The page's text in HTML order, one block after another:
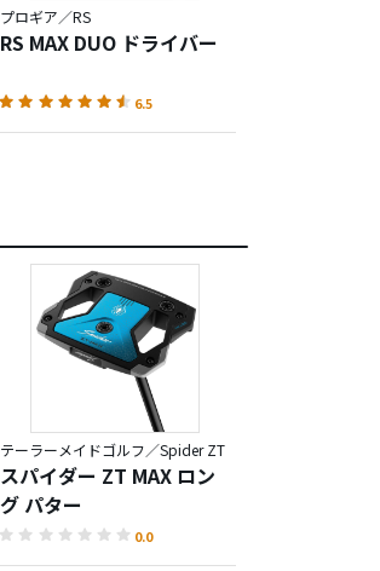
プロギア／RS
RS MAX DUO ドライバー
6.5
テーラーメイドゴルフ／Spider ZT
スパイダー ZT MAX ロン
グ パター
0.0